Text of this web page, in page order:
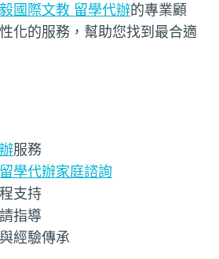
國際文教 留學代辦的專業顧
化的服務，幫助您找到最合適
服務
學代辦家庭諮詢
支持
指導
經驗傳承